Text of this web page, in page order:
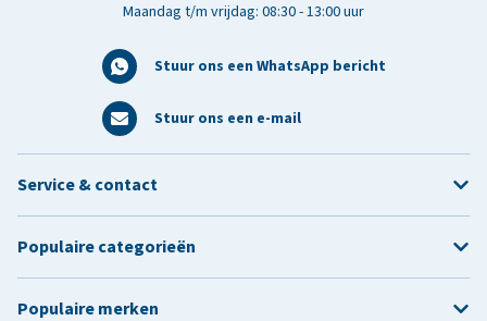
Maandag t/m vrijdag: 08:30 - 13:00 uur
Stuur ons een WhatsApp bericht
Stuur ons een e-mail
Service & contact
Populaire categorieën
Populaire merken